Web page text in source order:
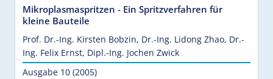
Mikroplasmaspritzen - Ein Spritzverfahren für
kleine Bauteile
Prof. Dr.-Ing. Kirsten Bobzin, Dr.-Ing. Lidong Zhao, Dr.-
Ing. Felix Ernst, Dipl.-Ing. Jochen Zwick
Ausgabe 10 (2005)